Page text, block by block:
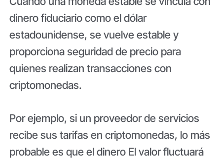
dinero fiduciario como el dólar
estadounidense, se vuelve estable y
proporciona seguridad de precio para
quienes realizan transacciones con
criptomonedas.
Por ejemplo, si un proveedor de servicios
recibe sus tarifas en criptomonedas, lo más
probable es que el dinero El valor fluctuará